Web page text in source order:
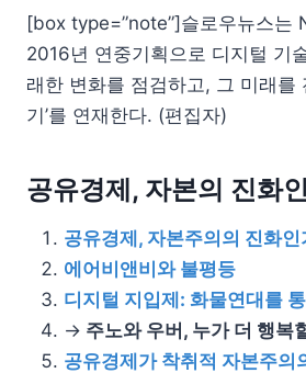
[box type=”note”]슬로우뉴스는
2016년 연중기획으로 디지털 기
래한 변화를 점검하고, 그 미래를
기’를 연재한다. (편집자)
공유경제, 자본의 진화
공유경제, 자본주의의 진화
에어비앤비와 불평등
디지털 지입제: 화물연대를
→ 주노와 우버, 누가 더 행복
공유경제가 착취적 자본주의